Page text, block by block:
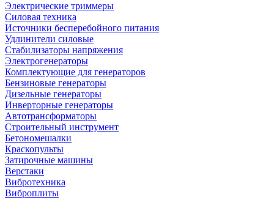
Электрические триммеры
Силовая техника
Источники бесперебойного питания
Удлинители силовые
Стабилизаторы напряжения
Электрогенераторы
Комплектующие для генераторов
Бензиновые генераторы
Дизельные генераторы
Инверторные генераторы
Автотрансформаторы
Строительный инструмент
Бетономешалки
Краскопульты
Затирочные машины
Верстаки
Вибротехника
Виброплиты